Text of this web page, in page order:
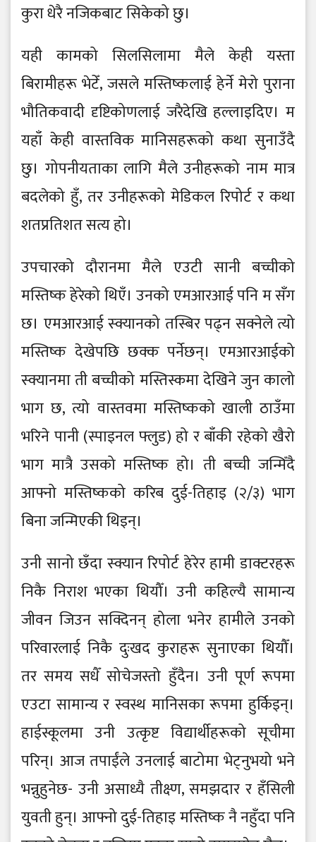
कुरा धेरै नजिकबाट सिकेको छु।
यही कामको सिलसिलामा मैले केही यस्ता
बिरामीहरू भेटेँ, जसले मस्तिष्कलाई हेर्ने मेरो पुराना
भौतिकवादी दृष्टिकोणलाई जरैदेखि हल्लाइदिए। म
यहाँ केही वास्तविक मानिसहरूको कथा सुनाउँदै
छु। गोपनीयताका लागि मैले उनीहरूको नाम मात्र
बदलेको हुँ, तर उनीहरूको मेडिकल रिपोर्ट र कथा
शतप्रतिशत सत्य हो।
उपचारको दौरानमा मैले एउटी सानी बच्चीको
मस्तिष्क हेरेको थिएँ। उनको एमआरआई पनि म सँग
छ। एमआरआई स्क्यानको तस्बिर पढ्न सक्नेले त्यो
मस्तिष्क देखेपछि छक्क पर्नेछन्। एमआरआईको
स्क्यानमा ती बच्चीको मस्तिस्कमा देखिने जुन कालो
भाग छ, त्यो वास्तवमा मस्तिष्कको खाली ठाउँमा
भरिने पानी (स्पाइनल फ्लुड) हो र बाँकी रहेको खैरो
भाग मात्रै उसको मस्तिष्क हो। ती बच्ची जन्मिँदै
आफ्नो मस्तिष्कको करिब दुई-तिहाइ (२/३) भाग
बिना जन्मिएकी थिइन्।
उनी सानो छँदा स्क्यान रिपोर्ट हेरेर हामी डाक्टरहरू
निकै निराश भएका थियौँ। उनी कहिल्यै सामान्य
जीवन जिउन सक्दिनन् होला भनेर हामीले उनको
परिवारलाई निकै दुःखद कुराहरू सुनाएका थियौँ।
तर समय सधैँ सोचेजस्तो हुँदैन। उनी पूर्ण रूपमा
एउटा सामान्य र स्वस्थ मानिसका रूपमा हुर्किइन्।
हाईस्कूलमा उनी उत्कृष्ट विद्यार्थीहरूको सूचीमा
परिन्। आज तपाईंले उनलाई बाटोमा भेट्नुभयो भने
भन्नुहुनेछ- उनी असाध्यै तीक्ष्ण, समझदार र हँसिली
युवती हुन्। आफ्नो दुई-तिहाइ मस्तिष्क नै नहुँदा पनि